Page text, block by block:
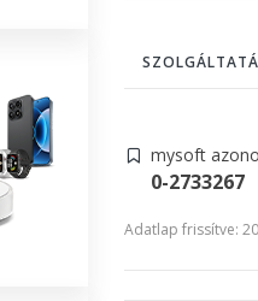
mysoft
0-2733267
Adatlap frissítve: